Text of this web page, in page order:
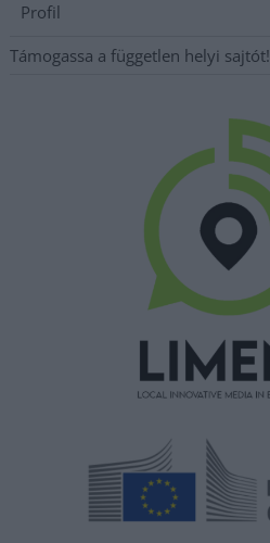
Profil
Támogassa a független helyi sajtót!